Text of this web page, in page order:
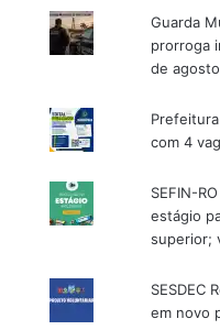
Guarda
prorroga
de agosto
com 4
SEFIN-
estágio
superior;
SESDEC
em novo